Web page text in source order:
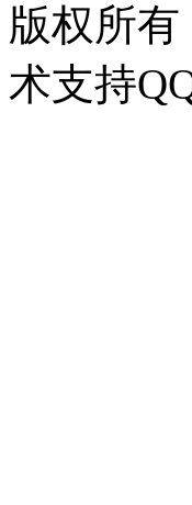
版权所有
术支持